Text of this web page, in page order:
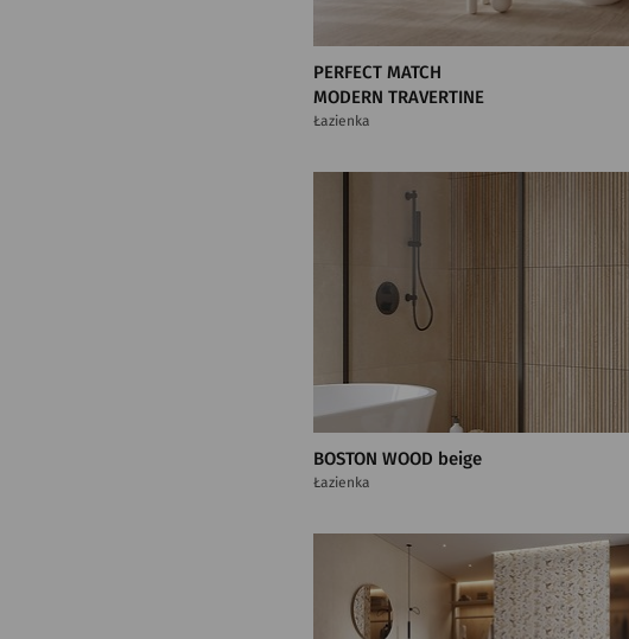
PERFECT MATCH
MODERN TRAVERTINE
Łazienka
BOSTON WOOD beige
Łazienka